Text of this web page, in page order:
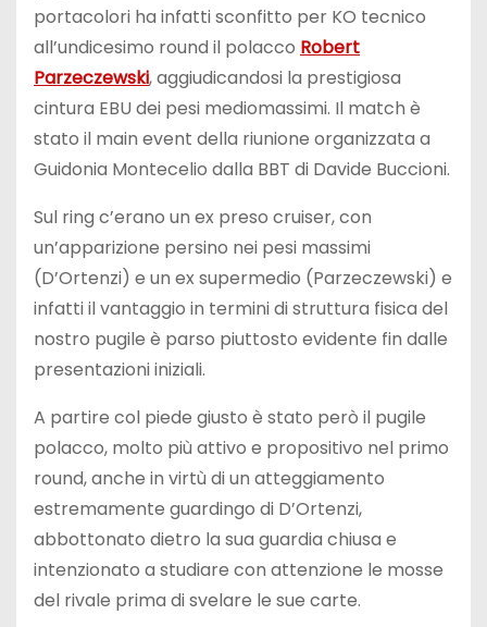
portacolori ha infatti sconfitto per KO tecnico
all’undicesimo round il polacco Robert
Parzeczewski, aggiudicandosi la prestigiosa
cintura EBU dei pesi mediomassimi. Il match è
stato il main event della riunione organizzata a
Guidonia Montecelio dalla BBT di Davide Buccioni.
Sul ring c’erano un ex preso cruiser, con
un’apparizione persino nei pesi massimi
(D’Ortenzi) e un ex supermedio (Parzeczewski) e
infatti il vantaggio in termini di struttura fisica del
nostro pugile è parso piuttosto evidente fin dalle
presentazioni iniziali.
A partire col piede giusto è stato però il pugile
polacco, molto più attivo e propositivo nel primo
round, anche in virtù di un atteggiamento
estremamente guardingo di D’Ortenzi,
abbottonato dietro la sua guardia chiusa e
intenzionato a studiare con attenzione le mosse
del rivale prima di svelare le sue carte.